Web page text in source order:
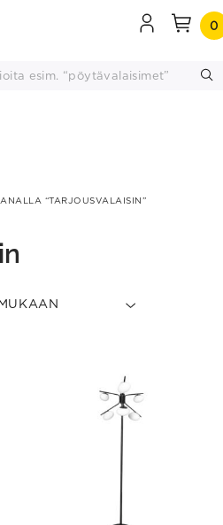
0
“TARJOUSVALAISIN”